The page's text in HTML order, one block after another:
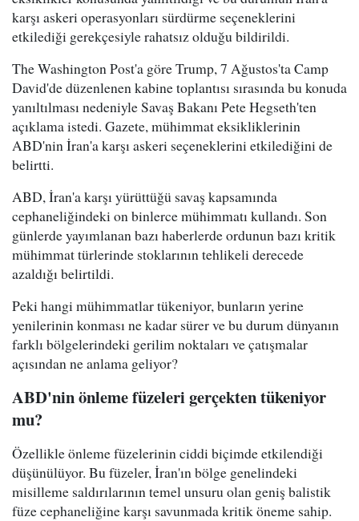
karşı askeri operasyonları sürdürme seçeneklerini
etkilediği gerekçesiyle rahatsız olduğu bildirildi.
The Washington Post'a göre Trump, 7 Ağustos'ta Camp
David'de düzenlenen kabine toplantısı sırasında bu konuda
yanıltılması nedeniyle Savaş Bakanı Pete Hegseth'ten
açıklama istedi. Gazete, mühimmat eksikliklerinin
ABD'nin İran'a karşı askeri seçeneklerini etkilediğini de
belirtti.
ABD, İran'a karşı yürüttüğü savaş kapsamında
cephaneliğindeki on binlerce mühimmatı kullandı. Son
günlerde yayımlanan bazı haberlerde ordunun bazı kritik
mühimmat türlerinde stoklarının tehlikeli derecede
azaldığı belirtildi.
Peki hangi mühimmatlar tükeniyor, bunların yerine
yenilerinin konması ne kadar sürer ve bu durum dünyanın
farklı bölgelerindeki gerilim noktaları ve çatışmalar
açısından ne anlama geliyor?
ABD'nin önleme füzeleri gerçekten tükeniyor
mu?
Özellikle önleme füzelerinin ciddi biçimde etkilendiği
düşünülüyor. Bu füzeler, İran'ın bölge genelindeki
misilleme saldırılarının temel unsuru olan geniş balistik
füze cephaneliğine karşı savunmada kritik öneme sahip.